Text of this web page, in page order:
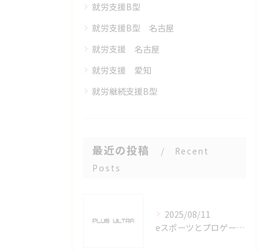
就労支援B型
就労支援B型 名古屋
就労支援 名古屋
就労支援 愛知
就労継続支援B型
最近の投稿
Recent
Posts
2025/08/11
eスポーツとプロゲーマーを六番町駅で目指すための実践ガイド